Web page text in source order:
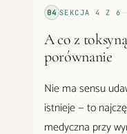
04 SEKCJA4 Z6
A co z
porównanie
Nie ma sensu
istnieje — to
medyczna przy